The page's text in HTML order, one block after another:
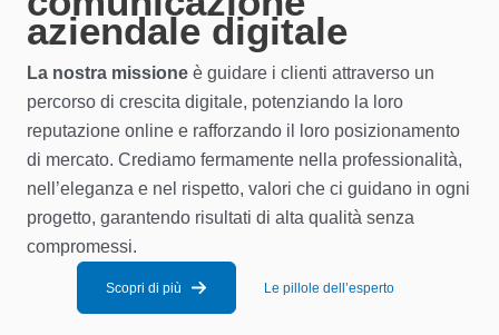
aziendale digitale
La nostra missione è guidare i clienti attraverso un
percorso di crescita digitale, potenziando la loro
reputazione online e rafforzando il loro posizionamento
di mercato. Crediamo fermamente nella professionalità,
nell’eleganza e nel rispetto, valori che ci guidano in ogni
progetto, garantendo risultati di alta qualità senza
compromessi.
Scopri di più Le pillole dell’esperto